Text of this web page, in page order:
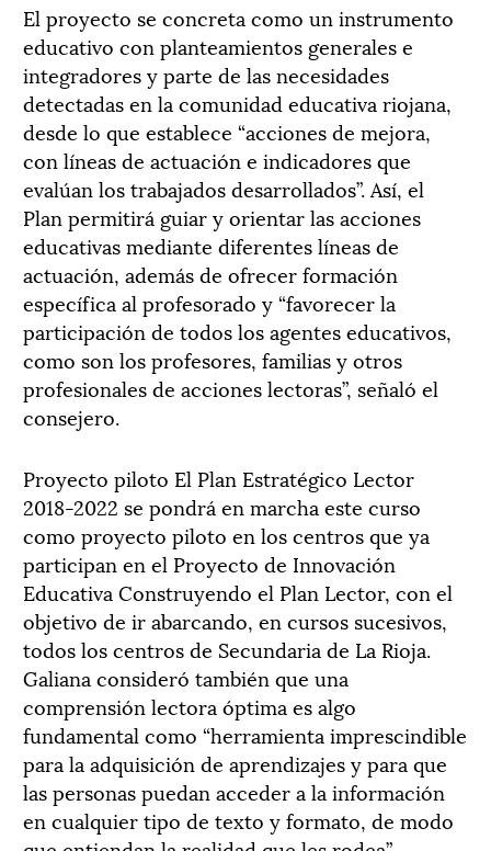
El proyecto se concreta como un instrumento
educativo con planteamientos generales e
integradores y parte de las necesidades
detectadas en la comunidad educativa riojana,
desde lo que establece “acciones de mejora,
con líneas de actuación e indicadores que
evalúan los trabajados desarrollados”. Así, el
Plan permitirá guiar y orientar las acciones
educativas mediante diferentes líneas de
actuación, además de ofrecer formación
específica al profesorado y “favorecer la
participación de todos los agentes educativos,
como son los profesores, familias y otros
profesionales de acciones lectoras”, señaló el
consejero.
Proyecto piloto El Plan Estratégico Lector
2018-2022 se pondrá en marcha este curso
como proyecto piloto en los centros que ya
participan en el Proyecto de Innovación
Educativa Construyendo el Plan Lector, con el
objetivo de ir abarcando, en cursos sucesivos,
todos los centros de Secundaria de La Rioja.
Galiana consideró también que una
comprensión lectora óptima es algo
fundamental como “herramienta imprescindible
para la adquisición de aprendizajes y para que
las personas puedan acceder a la información
en cualquier tipo de texto y formato, de modo